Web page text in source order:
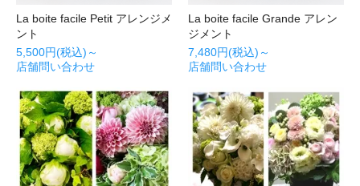
La boite facile Petit アレンジメ
ント
5,500円(税込)～
店舗問い合わせ
La boite facile Grande アレン
ジメント
7,480円(税込)～
店舗問い合わせ